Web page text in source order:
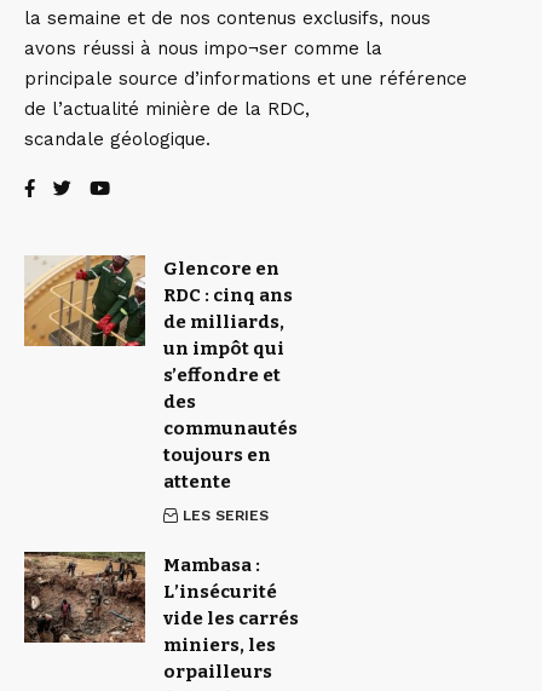
la semaine et de nos contenus exclusifs, nous
avons réussi à nous impo¬ser comme la
principale source d’informations et une référence
de l’actualité minière de la RDC,
scandale géologique.
Glencore en
RDC : cinq ans
de milliards,
un impôt qui
s’effondre et
des
communautés
toujours en
attente
LES SERIES
Mambasa :
L’insécurité
vide les carrés
miniers, les
orpailleurs